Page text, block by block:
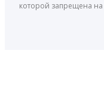
которой запрещена